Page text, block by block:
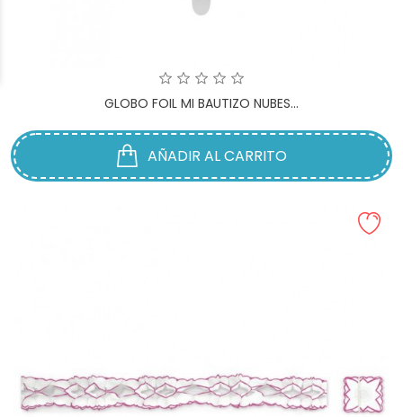
GLOBO FOIL MI BAUTIZO NUBES...
AÑADIR AL CARRITO